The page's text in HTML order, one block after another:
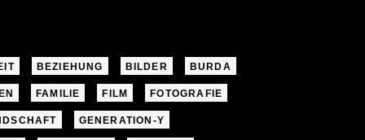
BEZIEHUNG BILDER BURDA
FAMILIE FILM FOTOGRAFIE
GENERATION-Y